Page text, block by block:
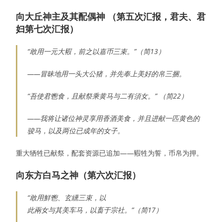
向大丘神主及其配偶神 （第五次汇报，君夫、君
妇第七次汇报）
“敢用一元大豭，前之以嘉币三束。”（简13）
——冒昧地用一头大公猪，并先奉上美好的帛三捆。
“吾使君鬯食，且献祭乘黄马与二有須女。” （简22）
——我将让诸位神灵享用香酒美食，并且进献一匹黄色的
骏马，以及两位已成年的女子。
重大牺牲已献祭，配套资源已追加——豭牲为誓，币帛为押。
向东方白马之神 （第六次汇报）
“敢用鮮鬯、玄纁三束，以
此兩女与其美车马，以畜于宗社。”（简17）